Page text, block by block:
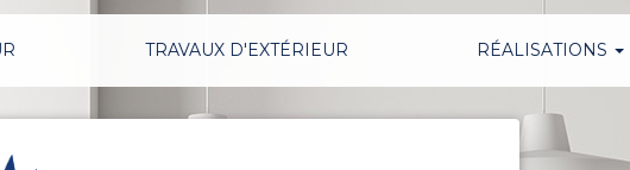
TRAVAUX D'EXTÉRIEUR RÉALISATIONS